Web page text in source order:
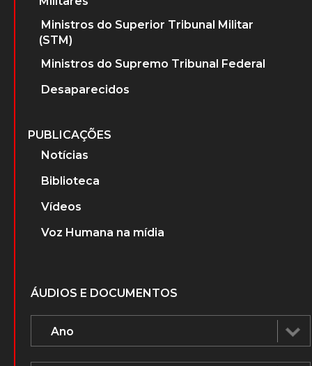
Ministros do Superior Tribunal Militar
(STM)
Ministros do Supremo Tribunal Federal
Desaparecidos
PUBLICAÇÕES
Notícias
Biblioteca
Vídeos
Voz Humana na mídia
ÁUDIOS E DOCUMENTOS